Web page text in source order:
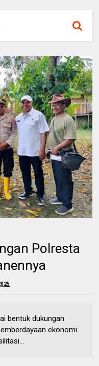
Polresta
bentuk dukungan
ekonomi